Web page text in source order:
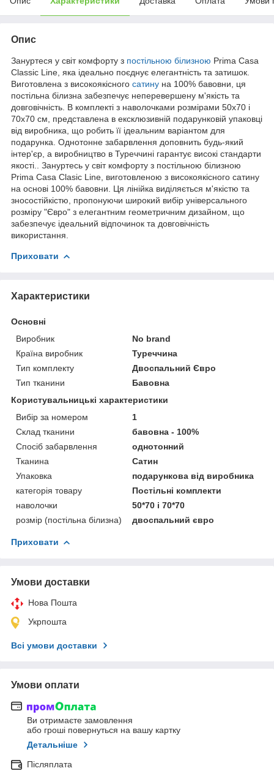
Опис
Зануртеся у світ комфорту з постільною білизною Prima Casa
Classic Line, яка ідеально поєднує елегантність та затишок.
Виготовлена з високоякісного сатину на 100% бавовни, ця
постільна білизна забезпечує неперевершену м'якість та
довговічність. В комплекті з наволочками розмірами 50x70 і
70x70 см, представлена в ексклюзивній подарунковій упаковці
від виробника, що робить її ідеальним варіантом для
подарунка. Однотонне забарвлення доповнить будь-який
інтер'єр, а виробництво в Туреччині гарантує високі стандарти
якості.. Зануртесь у світ комфорту з постільною білизною
Prima Casa Clasic Line, виготовленою з високоякісного сатину
на основі 100% бавовни. Ця лінійка виділяється м'якістю та
зносостійкістю, пропонуючи широкий вибір універсального
розміру "Євро" з елегантним геометричним дизайном, що
забезпечує ідеальний відпочинок та довговічність
використання.
Приховати
Характеристики
Основні
Виробник
No brand
Країна виробник
Туреччина
Тип комплекту
Двоспальний Євро
Тип тканини
Бавовна
Користувальницькі характеристики
Вибір за номером
1
Склад тканини
бавовна - 100%
Спосіб забарвлення
однотонний
Тканина
Сатин
Упаковка
подарункова від виробника
категорія товару
Постільні комплекти
наволочки
50*70 і 70*70
розмір (постільна білизна)
двоспальний євро
Приховати
Умови доставки
Нова Пошта
Укрпошта
Всі умови доставки
Умови оплати
Ви отримаєте замовлення
або гроші повернуться на вашу картку
Детальніше
Післяплата